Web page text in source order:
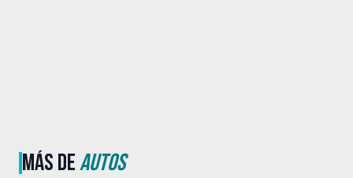
MÁS DEAUTOS